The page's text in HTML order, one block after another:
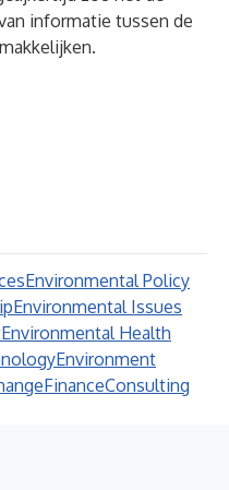
informatie tussen de
Environmental Policy
Environmental Issues
Environmental Health
Environment
FinanceConsulting